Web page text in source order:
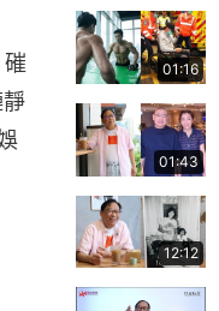
01:16
01:43
12:12